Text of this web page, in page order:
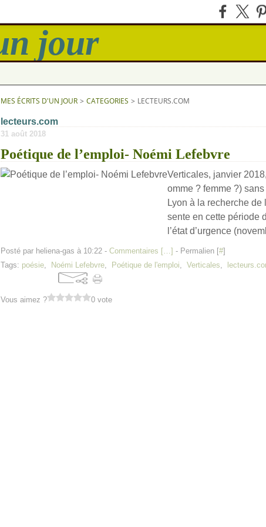
MES ÉCRITS D'UN JOUR > CATEGORIES > LECTEURS.COM
lecteurs.com
31 août 2018
Poétique de l’emploi- Noémi Lefebvre
Verticales, janvier
omme ? femme ?)
Lyon à la recherche
sente en cette période
l’état d’urgence
Posté par heliena-gas à 10:22 - Commentaires […] - Permalien [#]
Tags: poésie, Noémi Lefebvre, Poétique de l'emploi, Verticales,
Vous aimez ? 0 vote